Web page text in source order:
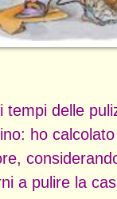
tempi delle
ho
a pulire la